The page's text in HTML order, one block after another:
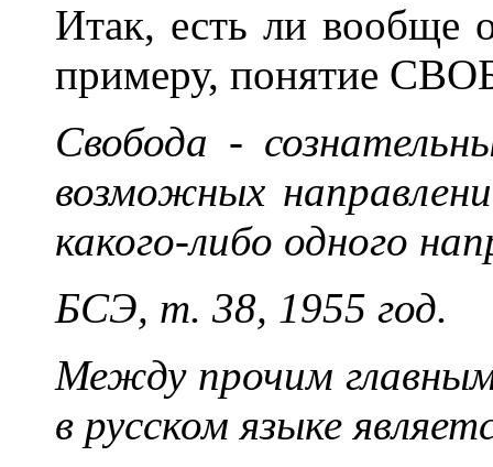
Итак, есть ли вообще
примеру, понятие
Свобода -
возможных
какого-либо одного
БСЭ, т. 38, 1955 год.
Между прочим
в русском языке